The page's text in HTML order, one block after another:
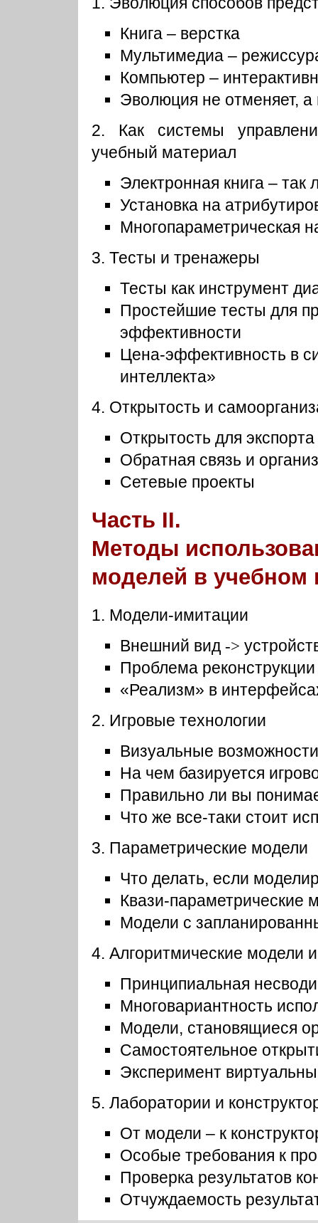
Книга – верстка
Мультимедиа –
Компьютер –
Эволюция не отменяет,
2. Как системы
учебный материал
Электронная книга – так
Установка на
Многопараметрическая
3. Тесты и тренажеры
Тесты как инструмент
Простейшие тесты для
эффективности
Цена-эффективность в
интеллекта»
4. Открытость и
Открытость для
Обратная связь и
Сетевые проекты
Часть II.
Методы
моделей в учебном
1. Модели-имитации
Внешний вид ->
Проблема
«Реализм» в
2. Игровые технологии
Визуальные
На чем базируется
Правильно ли вы
Что же все-таки стоит
3. Параметрические модели
Что делать, если
Квази-параметрические
Модели с
4. Алгоритмические модели
Принципиальная
Многовариантность
Модели, становящиеся
Самостоятельное
Эксперимент
5. Лаборатории и
От модели – к
Особые требования к
Проверка результатов
Отчуждаемость